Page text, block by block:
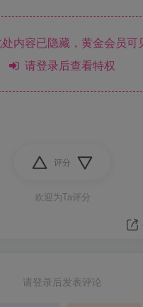
内容已隐藏，黄金会员可
请登录后查看特权
评分
欢迎为Ta评分
请登录后发表评论